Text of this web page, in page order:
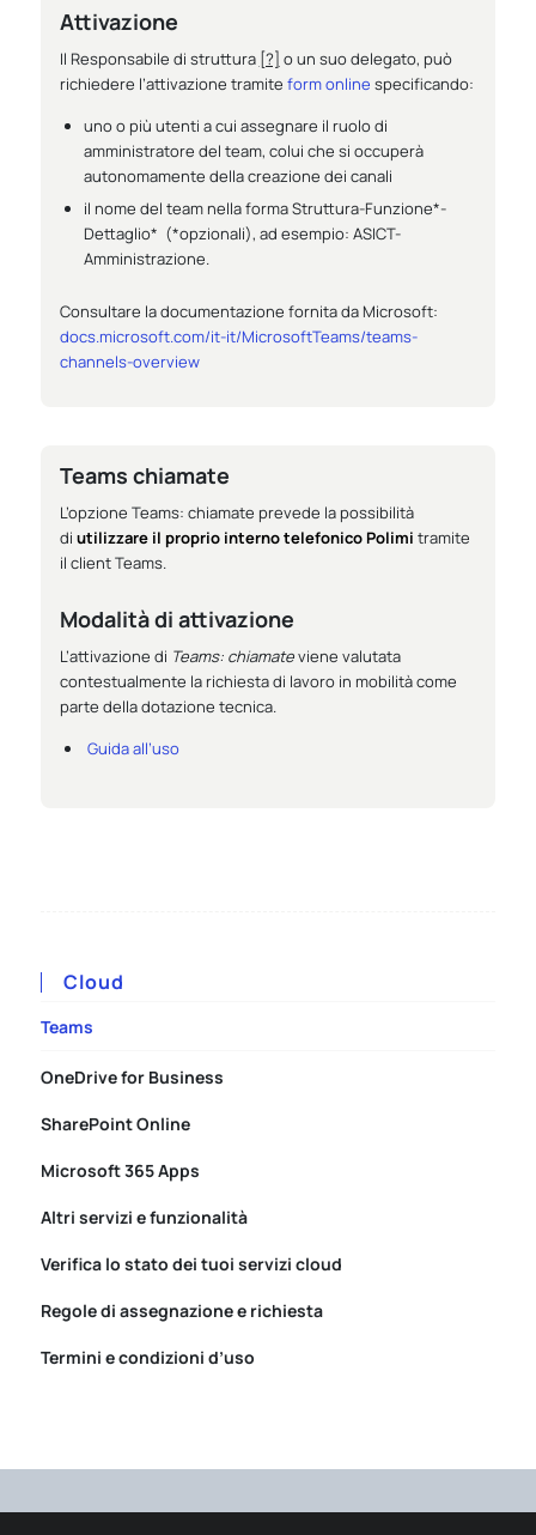
Attivazione
Il Responsabile di struttura [?] o un suo delegato, può
richiedere l’attivazione tramite form online specificando:
uno o più utenti a cui assegnare il ruolo di
amministratore del team, colui che si occuperà
autonomamente della creazione dei canali
il nome del team nella forma Struttura-Funzione*-
Dettaglio* (*opzionali), ad esempio: ASICT-
Amministrazione.
Consultare la documentazione fornita da Microsoft:
docs.microsoft.com/it-it/MicrosoftTeams/teams-
channels-overview
Teams chiamate
L’opzione Teams: chiamate prevede la possibilità
di utilizzare il proprio interno telefonico Polimi tramite
il client Teams.
Modalità di attivazione
L’attivazione di Teams: chiamateviene valutata
contestualmente la richiesta di lavoro in mobilità come
parte della dotazione tecnica.
Guida all’uso
Cloud
Teams
OneDrive for Business
SharePoint Online
Microsoft 365 Apps
Altri servizi e funzionalità
Verifica lo stato dei tuoi servizi cloud
Regole di assegnazione e richiesta
Termini e condizioni d’uso